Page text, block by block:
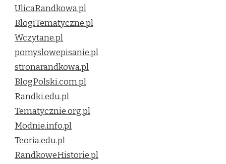
UlicaRandkowa.pl
BlogiTematyczne.pl
Wczytane.pl
pomyslowepisanie.pl
stronarandkowa.pl
BlogPolski.com.pl
Randki.edu.pl
Tematycznie.org.pl
Modnie.info.pl
Teoria.edu.pl
RandkoweHistorie.pl